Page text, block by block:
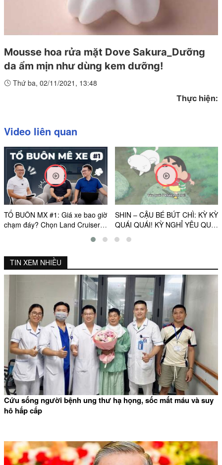
Video
Mousse hoa rửa mặt Dove Sakura_Dưỡng
da ẩm mịn như dùng kem dưỡng!
Thứ ba, 02/11/2021, 13:48
Thực hiện:
Video liên quan
TỔ BUÔN MX #1: Giá xe bao giờ
chạm đáy? Chọn Land Cruiser
SHIN – CẬU BÉ BÚT CHÌ: KỲ KỲ
QUÁI QUÁI! KỲ NGHỈ YÊU QUÁI
KC: 21.08.2026
TIN XEM NHIỀU
Cứu sống người bệnh ung thư hạ họng, sốc mất máu và suy
hô hấp cấp